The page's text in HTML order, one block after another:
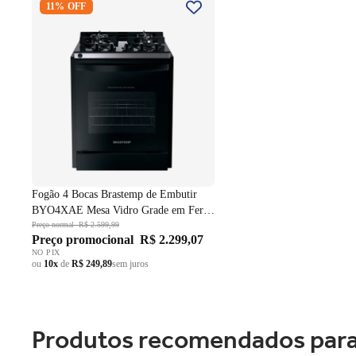
Embutir BYO4XAE Mesa Vidro
Chama Preto Bivolt
11% OFF
Fogão 4 Bocas Brastemp de Embutir
BYO4XAE Mesa Vidro Grade em Ferro
Fundido Dupla Chama Preto Bivolt
Preço normalR$ 2.599,99
Preço promocional R$ 2.299,07
NO PIX
ou 10x de R$ 249,89sem juros
Produtos recomendados